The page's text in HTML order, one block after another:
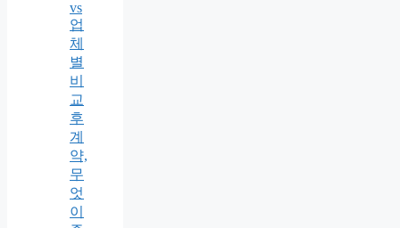
vs
업
체
별
비
교
후
계
약,
무
엇
이